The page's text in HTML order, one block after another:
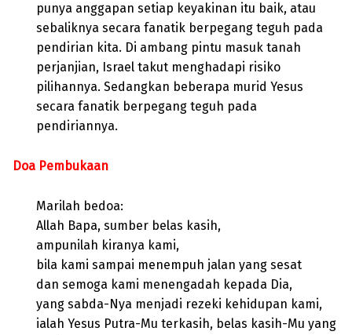
punya anggapan setiap keyakinan itu baik, atau
sebaliknya secara fanatik berpegang teguh pada
pendirian kita. Di ambang pintu masuk tanah
perjanjian, Israel takut menghadapi risiko
pilihannya. Sedangkan beberapa murid Yesus
secara fanatik berpegang teguh pada
pendiriannya.
Doa Pembukaan
Marilah bedoa:
Allah Bapa, sumber belas kasih,
ampunilah kiranya kami,
bila kami sampai menempuh jalan yang sesat
dan semoga kami menengadah kepada Dia,
yang sabda-Nya menjadi rezeki kehidupan kami,
ialah Yesus Putra-Mu terkasih, belas kasih-Mu yang